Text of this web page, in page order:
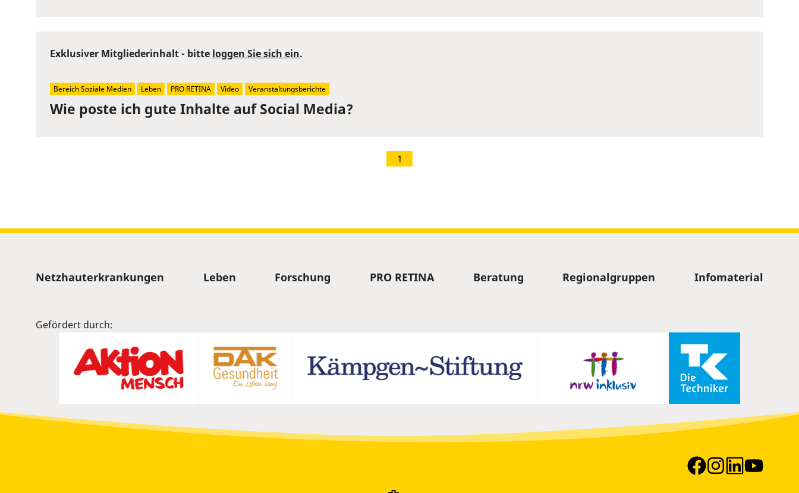
Wie poste ich gute Inhalte auf Social Media?
Exklusiver Mitgliederinhalt - bitte loggen Sie sich ein.
Bereich Soziale Medien Leben PRO RETINA Video Veranstaltungsberichte
1
Sitemap
Netzhauterkrankungen Leben Forschung PRO RETINA Beratung Regionalgruppen Infomaterial
Gefördert durch: